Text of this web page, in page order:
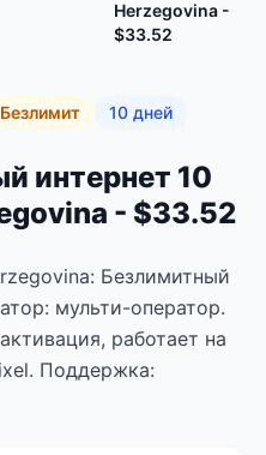
Herzegovina -
$33.52
Безлимит 10 дней
интернет 10
- $33.52
Безлимитный
мульти-оператор.
работает на
Поддержка: